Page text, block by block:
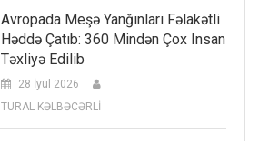
Avropada Meşə Yanğınları Fəlakətli
Həddə Çatıb: 360 Mindən Çox Insan
Təxliyə Edilib
28 İyul 2026
TURAL KƏLBƏCƏRLİ